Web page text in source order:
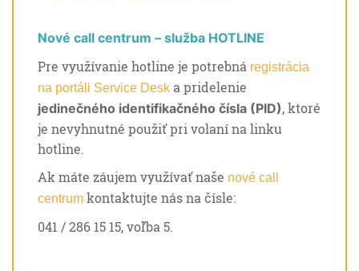
Nové call centrum – služba HOTLINE
Pre využívanie hotline je potrebná registrácia
na portáli Service Desk a pridelenie
jedinečného identifikačného čísla (PID), ktoré
je nevyhnutné použiť pri volaní na linku
hotline.
Ak máte záujem využívať naše nové call
centrum kontaktujte nás na čísle:
041 / 286 15 15, voľba 5.